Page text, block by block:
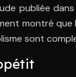
publiée
montré
sont